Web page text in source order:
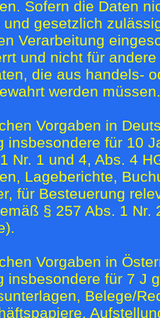
Sofern die Daten
gesetzlich
Verarbeitung
und nicht für
die aus handels-
werden müssen.
Vorgaben in
insbesondere für 10
Nr. 1 und 4, Abs. 4
Lageberichte,
für Besteuerung
§ 257 Abs. 1 Nr.
Vorgaben in
insbesondere für 7 J
Belege/